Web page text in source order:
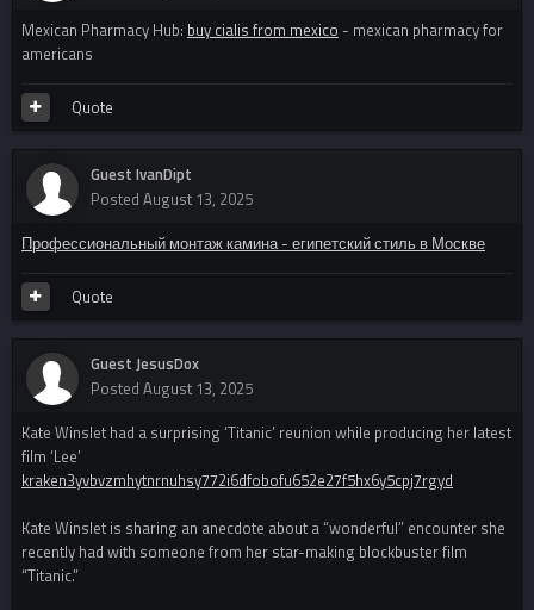
Mexican Pharmacy Hub: buy cialis from mexico - mexican pharmacy for
americans
Quote
Guest IvanDipt
Posted August 13, 2025
Профессиональный монтаж камина - египетский стиль в Москве
Quote
Guest JesusDox
Posted August 13, 2025
Kate Winslet had a surprising ‘Titanic’ reunion while producing her latest
film ‘Lee’
kraken3yvbvzmhytnrnuhsy772i6dfobofu652e27f5hx6y5cpj7rgyd
Kate Winslet is sharing an anecdote about a “wonderful” encounter she
recently had with someone from her star-making blockbuster film
“Titanic.”